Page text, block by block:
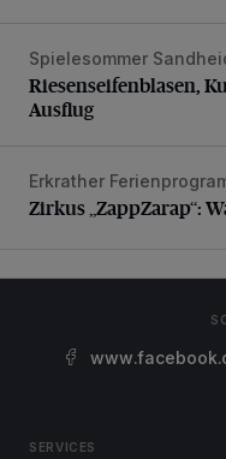
Riesenseifenblasen,
Spielesommer
Riesenseifenblasen,
Ausflug
Zirkus „ZappZarap“:
Erkrather
Zirkus „ZappZarap“:
SERVICES